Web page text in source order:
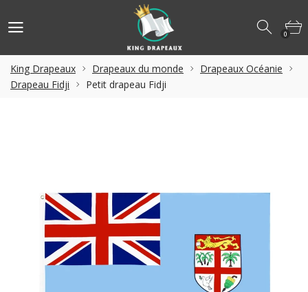
0
King Drapeaux Drapeaux du monde
Drapeaux Océanie
Drapeau Fidji
Petit drapeau Fidji